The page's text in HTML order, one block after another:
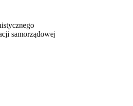
samorządowej